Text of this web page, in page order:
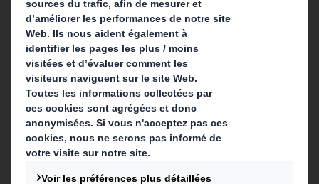
Qui sommes-nous ?
A propos
Investisseurs
Développement durable
Actualité
Carrière